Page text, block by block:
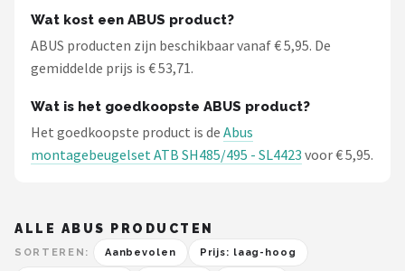
Wat kost een ABUS product?
ABUS producten zijn beschikbaar vanaf € 5,95. De
gemiddelde prijs is € 53,71.
Wat is het goedkoopste ABUS product?
Het goedkoopste product is de Abus
montagebeugelset ATB SH485/495 - SL4423 voor € 5,95.
ALLE ABUS PRODUCTEN
SORTEREN: Aanbevolen Prijs: laag-hoog